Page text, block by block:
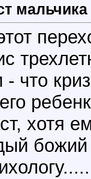
мальчика
- что
хотя
божий